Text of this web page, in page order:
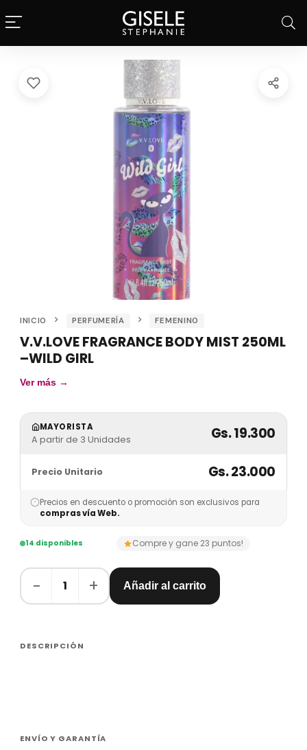
INICIO PERFUMERÍA FEMENINO
V.V.LOVE FRAGRANCE BODY MIST 250ML
–WILD GIRL
Ver más →
MAYORISTA
A partir de 3 Unidades Gs. 19.300
Precio Unitario Gs. 23.000
Precios en descuento o promoción son exclusivos para
compras vía Web.
14 disponibles Compre y gane 23 puntos!
− 1 + Añadir al carrito
DESCRIPCIÓN
ENVÍO Y GARANTÍA